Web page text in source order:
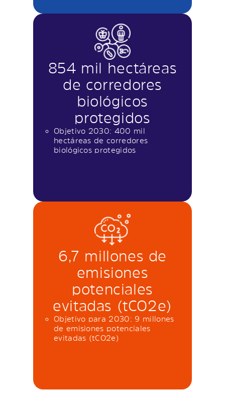
854 mil hectáreas
de corredores
biológicos
protegidos
Objetivo 2030: 400 mil
hectáreas de corredores
biológicos protegidos
6,7 millones de
emisiones
potenciales
evitadas (tCO2e)
Objetivo para 2030: 9 millones
de emisiones potenciales
evitadas (tCO2e)